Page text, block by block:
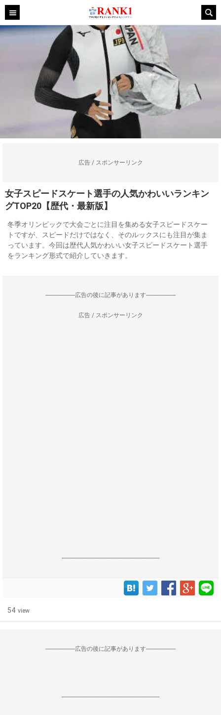
広告 / スポンサーリンク
女子スピードスケート選手の人気かわいいランキン
グTOP20【歴代・最新版】
冬季オリンピックで大会ごとに注目を集める女子スピードスケー
トですが、スピードだけではなく、そのルックスにも注目が集ま
っています。今回は歴代人気かわいい女子スピードスケート選手
をランキング形式で紹介していきます。
--------------------広告の後に記事があります--------------------
広告 / スポンサーリンク
------------------------------------------------------------------
54 view
--------------------広告の後に記事があります--------------------
------------------------------------------------------------------